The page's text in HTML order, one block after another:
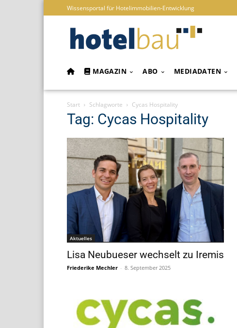
Wissensportal für Hotelimmobilien-Entwicklung
MAGAZIN ABO MEDIADATEN
Start Schlagworte Cycas Hospitality
Tag: Cycas Hospitality
Aktuelles
Lisa Neubueser wechselt zu Iremis
Friederike Mechler - 8. September 2025